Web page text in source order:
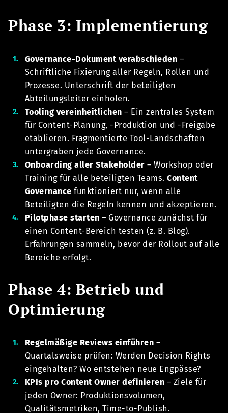
Phase 3: Implementierung
Governance-Dokument verabschieden –
Schriftliche Fixierung aller Regeln, Rollen und
Prozesse. Unterschrift der beteiligten
Abteilungsleiter einholen.
Tooling vereinheitlichen – Ein zentrales System
für Content-Planung, -Produktion und -Freigabe
etablieren. Fragmentierte Tool-Landschaften
untergraben jede Governance.
Onboarding aller Stakeholder – Workshop oder
Training für alle beteiligten Teams.Content
Governance funktioniert nur, wenn alle
Beteiligten die Regeln kennen und akzeptieren.
Pilotphase starten – Governance zunächst für
einen Content-Bereich testen (z. B. Blog).
Erfahrungen sammeln, bevor der Rollout auf alle
Bereiche erfolgt.
Phase 4: Betrieb und
Optimierung
Regelmäßige Reviews einführen –
Quartalsweise prüfen: Werden Decision Rights
eingehalten? Wo entstehen neue Engpässe?
KPIs pro Content Owner definieren – Ziele für
jeden Owner: Produktionsvolumen,
Qualitätsmetriken, Time-to-Publish.